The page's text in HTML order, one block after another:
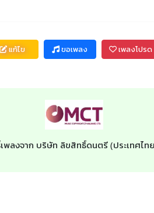
แก้ไข ขอเพลง เพลงโปรด
ลงจาก บริษัท ลิขสิทธิ์ดนตรี (ประเทศไ